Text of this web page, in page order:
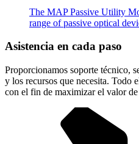
The MAP Passive Utility
range of passive optical
Asistencia en cada paso
Proporcionamos soporte técnico,
y los recursos que necesita. Todo
con el fin de maximizar el valor